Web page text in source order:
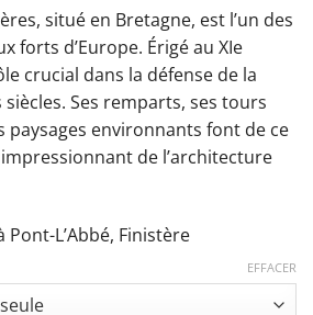
situé en Bretagne, est l’un des
forts d’Europe. Érigé au XIe
crucial dans la défense de la
Ses remparts, ses tours
paysages environnants font de ce
de l’architecture
L’Abbé, Finistère
EFFACER